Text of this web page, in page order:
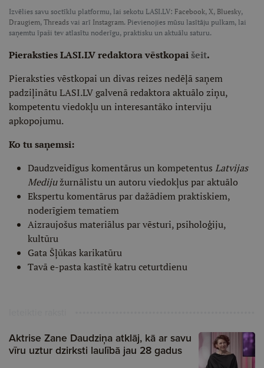
Izvēlies savu soctīklu platformu, lai sekotu LASI.LV: Facebook, X, Bluesky,
Draugiem, Threads vai arī Instagram. Pievienojies mūsu lasītāju pulkam, lai
saņemtu īpaši tev atlasītu noderīgu, praktisku un aktuālu saturu.
Pieraksties LASI.LV redaktora vēstkopaišeit.
Pieraksties vēstkopai un divas reizes nedēļā saņem
padziļinātu LASI.LV galvenā redaktora aktuālo ziņu,
kompetentu viedokļu un interesantāko interviju
apkopojumu.
Ko tu saņemsi:
Daudzveidīgus komentārus un kompetentus Latvijas
Medijužurnālistu un autoru viedokļus par aktuālo
Ekspertu komentārus par dažādiem praktiskiem,
noderīgiem tematiem
Aizraujošus materiālus par vēsturi, psiholoģiju,
kultūru
Gata Šļūkas karikatūru
Tavā e-pasta kastītē katru ceturtdienu
Aktrise Zane Daudziņa atklāj, kā ar savu
vīru uztur dzirksti laulībā jau 28 gadus